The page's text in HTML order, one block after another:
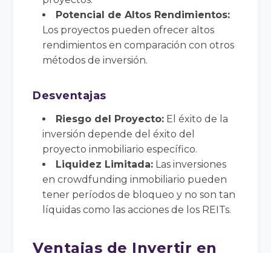
Potencial de Altos Rendimientos:
Los proyectos pueden ofrecer altos
rendimientos en comparación con otros
métodos de inversión.
Desventajas
Riesgo del Proyecto: El éxito de la
inversión depende del éxito del
proyecto inmobiliario específico.
Liquidez Limitada: Las inversiones
en crowdfunding inmobiliario pueden
tener períodos de bloqueo y no son tan
líquidas como las acciones de los REITs.
Ventajas de Invertir en